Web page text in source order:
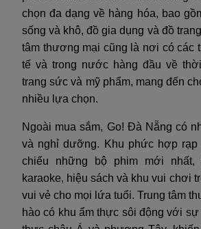
chọn đa dạng về hàng hóa, bao
sống và khô, đồ gia dụng và đồ
tâm thương mại cũng là nơi có các
tế và trong nước hàng đầu về
trang sức và mỹ phẩm, mang đến
nhiều lựa chọn.
Ngoài mua sắm, Go! Đà Nẵng có
và nghỉ dưỡng. Khu phức hợp rạp
chiếu những bộ phim mới nhất,
karaoke, hiệu sách và khu vui chơi
vui vẻ cho mọi lứa tuổi. Trung tâm
hào có khu ẩm thực sôi động với